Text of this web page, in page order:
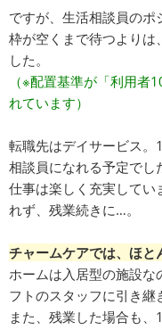
ですが、生活相談員のポ
枠が空くまで待つよりは
した。
（※配置基準が「利用者
れています）
転職先はデイサービス
相談員になれる予定でし
仕事は楽しく充実して
れず、残業続きに…。
チャームケアでは、ほと
ホームは入居型の施設
フトのスタッフに引き継
また、残業した場合も、